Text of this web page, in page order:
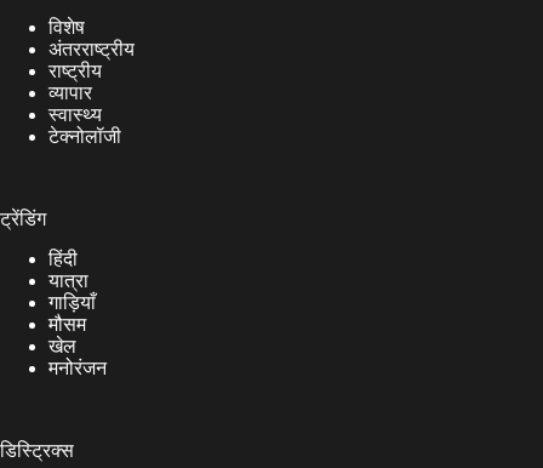
विशेष
अंतरराष्ट्रीय
राष्ट्रीय
व्यापार
स्वास्थ्य
टेक्नोलॉजी
ट्रेंडिंग
हिंदी
यात्रा
गाड़ियाँ
मौसम
खेल
मनोरंजन
डिस्ट्रिक्स